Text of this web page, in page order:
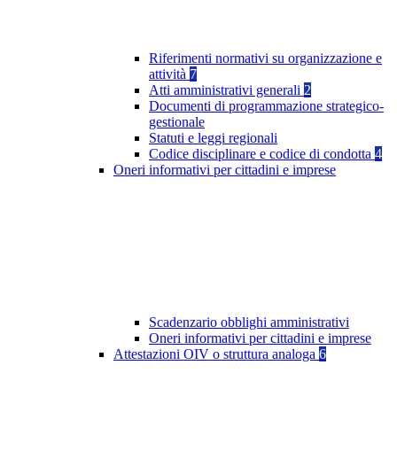
Riferimenti normativi su organizzazione e
attività 7
Atti amministrativi generali 2
Documenti di programmazione strategico-
gestionale
Statuti e leggi regionali
Codice disciplinare e codice di condotta 4
Oneri informativi per cittadini e imprese
Scadenzario obblighi amministrativi
Oneri informativi per cittadini e imprese
Attestazioni OIV o struttura analoga 6